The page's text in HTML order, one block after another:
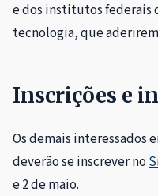
e dos institutos federais
tecnologia, que aderirem
Inscrições e
Os demais interessados
deverão se inscrever no
e 2 de maio.